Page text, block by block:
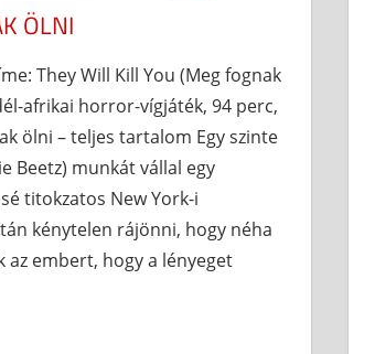
ÖLNI
They Will Kill You (Meg fognak
afrikai horror-vígjáték, 94 perc,
ölni – teljes tartalom Egy szinte
Beetz) munkát vállal egy
titokzatos New York-i
kénytelen rájönni, hogy néha
az embert, hogy a lényeget